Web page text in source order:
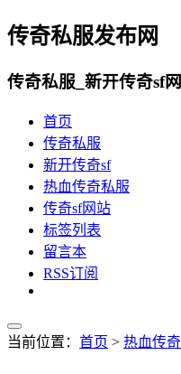
传奇私服发布网
传奇私服_新开传奇sf
首页
传奇私服
新开传奇sf
热血传奇私服
传奇sf网站
标签列表
留言本
RSS订阅
当前位置： 首页 > 热血传